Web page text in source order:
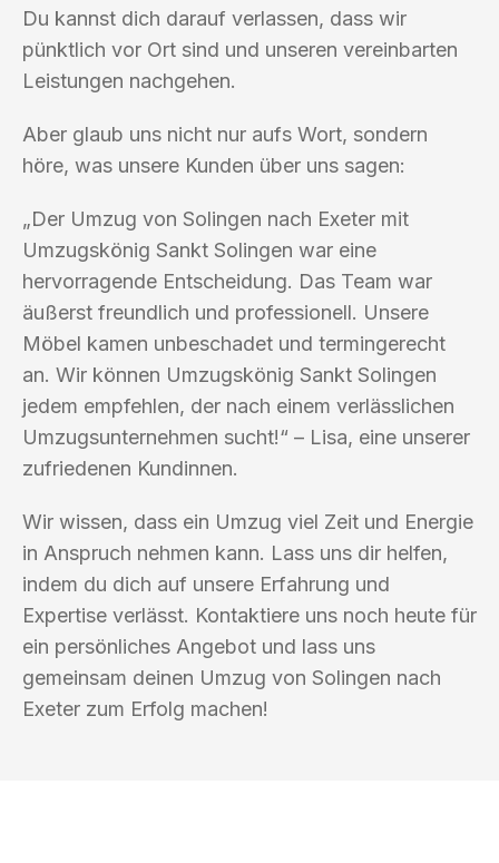
Du kannst dich darauf verlassen, dass wir
pünktlich vor Ort sind und unseren vereinbarten
Leistungen nachgehen.
Aber glaub uns nicht nur aufs Wort, sondern
höre, was unsere Kunden über uns sagen:
„Der Umzug von Solingen nach Exeter mit
Umzugskönig Sankt Solingen war eine
hervorragende Entscheidung. Das Team war
äußerst freundlich und professionell. Unsere
Möbel kamen unbeschadet und termingerecht
an. Wir können Umzugskönig Sankt Solingen
jedem empfehlen, der nach einem verlässlichen
Umzugsunternehmen sucht!“ – Lisa, eine unserer
zufriedenen Kundinnen.
Wir wissen, dass ein Umzug viel Zeit und Energie
in Anspruch nehmen kann. Lass uns dir helfen,
indem du dich auf unsere Erfahrung und
Expertise verlässt. Kontaktiere uns noch heute für
ein persönliches Angebot und lass uns
gemeinsam deinen Umzug von Solingen nach
Exeter zum Erfolg machen!